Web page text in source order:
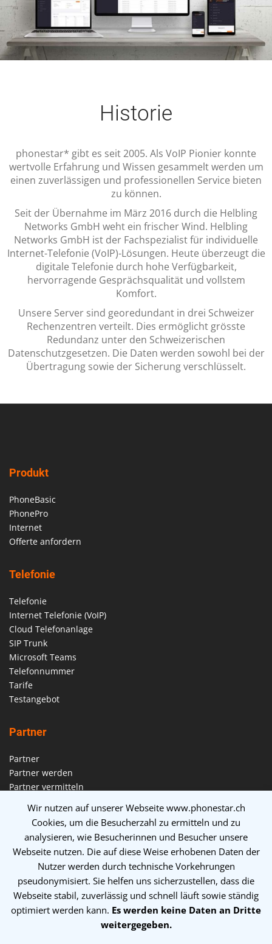
Historie
phonestar* gibt es seit 2005. Als VoIP Pionier konnte
wertvolle Erfahrung und Wissen gesammelt werden um
einen zuverlässigen und professionellen Service bieten
zu können.
Seit der Übernahme im März 2016 durch die Helbling
Networks GmbH weht ein frischer Wind. Helbling
Networks GmbH ist der Fachspezialist für individuelle
Internet-Telefonie (VoIP)-Lösungen. Heute überzeugt die
digitale Telefonie durch hohe Verfügbarkeit,
hervorragende Gesprächsqualität und vollstem
Komfort.
Unsere Server sind georedundant in drei Schweizer
Rechenzentren verteilt. Dies ermöglicht grösste
Redundanz unter den Schweizerischen
Datenschutzgesetzen. Die Daten werden sowohl bei der
Übertragung sowie der Sicherung verschlüsselt.
Produkt
PhoneBasic
PhonePro
Internet
Offerte anfordern
Telefonie
Telefonie
Internet Telefonie (VoIP)
Cloud Telefonanlage
SIP Trunk
Microsoft Teams
Telefonnummer
Tarife
Testangebot
Partner
Partner
Partner werden
Partner vermitteln
Über uns
Systemstatus
Impressum
AGB
Wir nutzen auf unserer Webseite www.phonestar.ch
Cookies, um die Besucherzahl zu ermitteln und zu
analysieren, wie Besucherinnen und Besucher unsere
Webseite nutzen. Die auf diese Weise erhobenen Daten der
Nutzer werden durch technische Vorkehrungen
pseudonymisiert. Sie helfen uns sicherzustellen, dass die
Webseite stabil, zuverlässig und schnell läuft sowie ständig
optimiert werden kann. Es werden keine Daten an Dritte
weitergegeben.